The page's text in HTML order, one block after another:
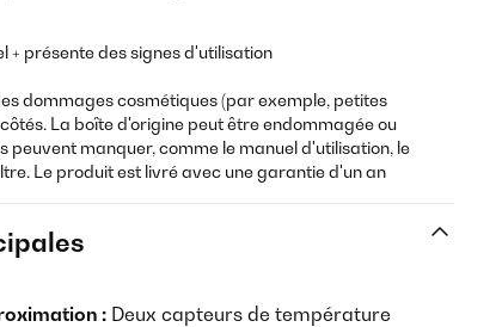
+ présente des signes d'utilisation
dommages cosmétiques (par exemple, petites
La boîte d'origine peut être endommagée ou
peuvent manquer, comme le manuel d'utilisation, le
Le produit est livré avec une garantie d'un an
: Deux capteurs de température